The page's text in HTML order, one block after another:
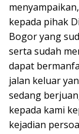
kepada pihak
Bogor yang
serta sudah
dapat
jalan keluar
sedang
kepada kami
kejadian